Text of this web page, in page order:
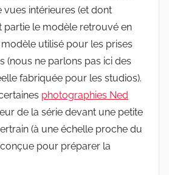
vues intérieures (et dont
partie le modèle retrouvé en
utilisé pour les prises
(nous ne parlons pas ici des
fabriquée pour les studios).
photographies Ned
de la série devant une petite
(à une échelle proche du
pour préparer la